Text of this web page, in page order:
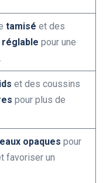
tamisé et des
pour une
et des coussins
pour plus de
opaques pour
favoriser un